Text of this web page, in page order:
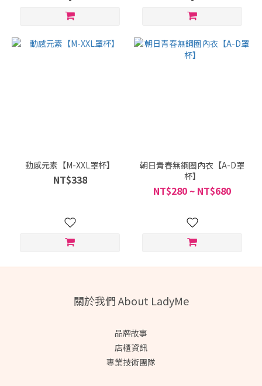
動感元素【M-XXL罩杯】
NT$338
朝日青春無鋼圈內衣【A-D罩
杯】
NT$280 ~ NT$680
關於我們 About LadyMe
品牌故事
店櫃資訊
專業技術團隊